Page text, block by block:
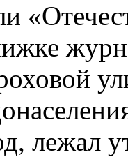
лежал